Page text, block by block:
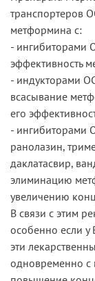
транспортеров
метформина с:
- ингибиторами
эффективность
- индукторами
всасывание
его
- ингибиторами
ранолазин,
даклатасвир,
элиминацию
увеличению
В связи с этим
особенно если у
эти
одновременно с